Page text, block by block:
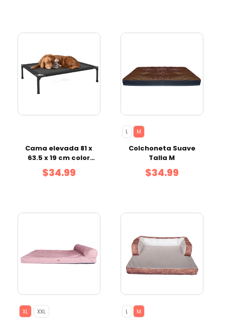
Cama elevada 81 x
63.5 x 19 cm color
negro
$34.99
L M
Colchoneta Suave
Talla M
$34.99
XL XXL L M